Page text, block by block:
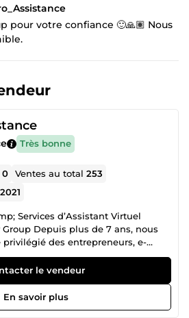
pour votre confiance 🙂🙏🏽 Nous
Très bonne
0 Ventes au total253
Services d’Assistant Virtuel
Depuis plus de 7 ans, nous
des entrepreneurs, e-
ambitieux qui souhaitent
efficacement 📤 et optimiser
Marky, fondateur de l’agence
composée de talents
d’assistant virtuel 🧠 et la
le vendeur
En savoir plus